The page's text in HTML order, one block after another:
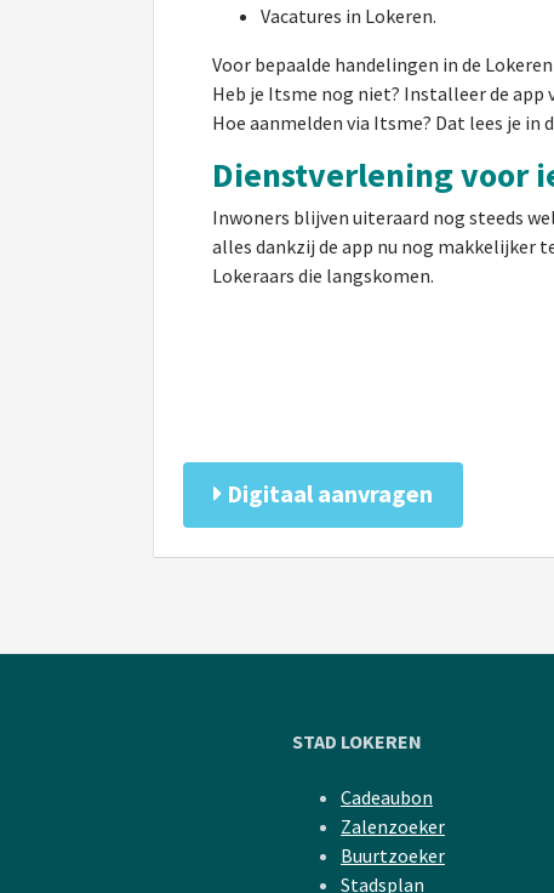
Vacatures in Lokeren.
Voor bepaalde handelingen in de
Heb je Itsme nog niet? Installeer de app
Hoe aanmelden via Itsme? Dat lees je in
Dienstverlening voor
Inwoners blijven uiteraard nog steeds
alles dankzij de app nu nog makkelijker
Lokeraars die langskomen.
Digitaal aanvragen
STAD LOKEREN
Cadeaubon
Zalenzoeker
Buurtzoeker
Stadsplan